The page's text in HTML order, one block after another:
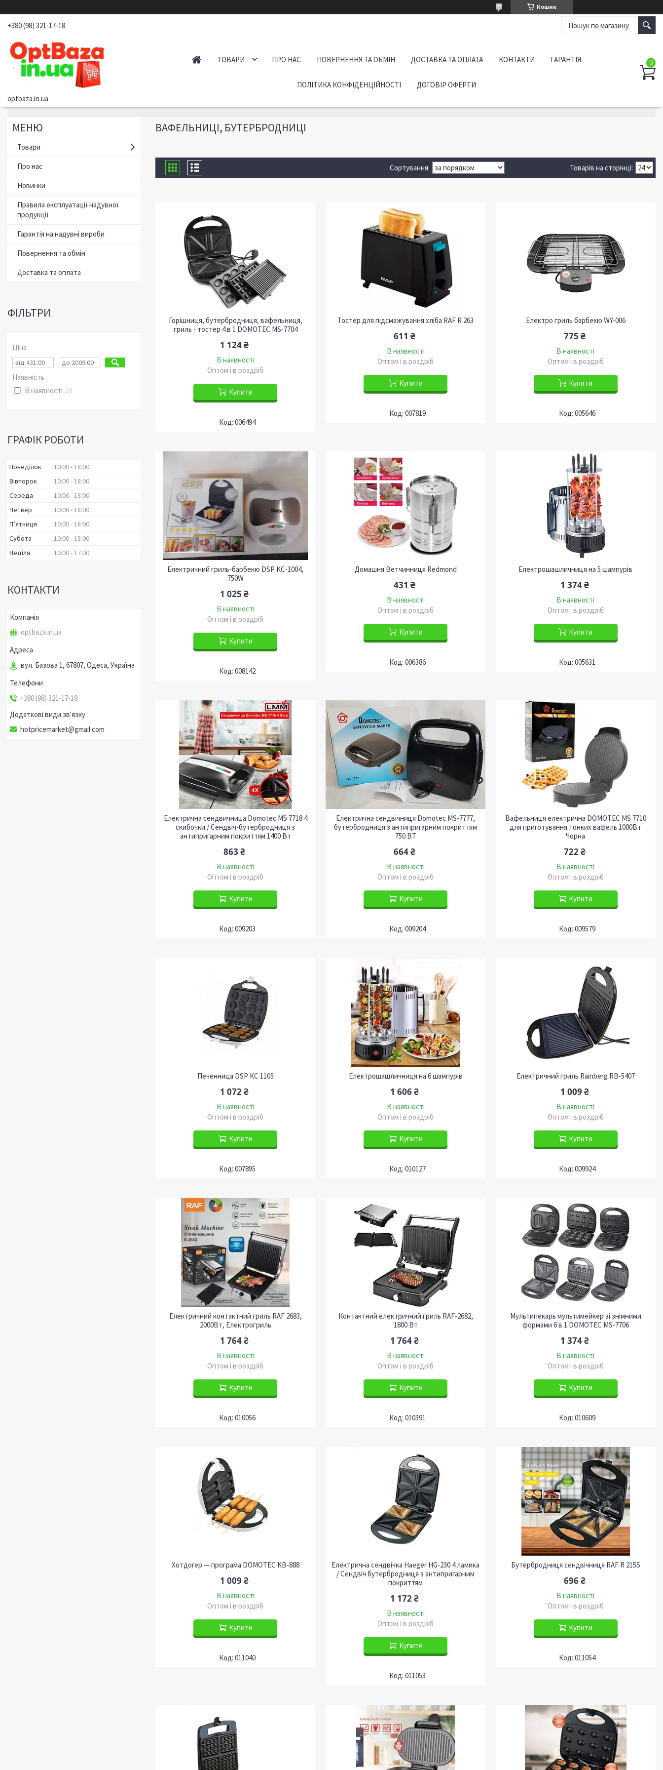
Кошик
+380 (98) 321-17-18
optbaza.in.ua
ТОВАРИ ПРО НАС ПОВЕРНЕННЯ ТА ОБМІН ДОСТАВКА ТА ОПЛАТА КОНТАКТИ ГАРАНТІЯ
ПОЛІТИКА КОНФІДЕНЦІЙНОСТІ ДОГОВІР ОФЕРТИ
ВАФЕЛЬНИЦІ, БУТЕРБРОДНИЦІ
Горішниця, бутербродниця, вафельниця,
гриль - тостер 4 в 1 DOMOTEC MS-7704
1 124 ₴
В наявності
Оптом і в роздріб
Купити
006494
Тостер для підсмажування хліба RAF R 263
611 ₴
В наявності
Оптом і в роздріб
Купити
007819
Електро гриль барбекю WY-006
775 ₴
В наявності
Оптом і в роздріб
Купити
005646
Електричний гриль-барбекю DSP KC-1004,
750W
1 025 ₴
В наявності
Оптом і в роздріб
Купити
008142
Домашня Ветчинниця Redmond
431 ₴
В наявності
Оптом і в роздріб
Купити
006386
Електрошашличниця на 5 шампурів
1 374 ₴
В наявності
Оптом і в роздріб
Купити
005631
Електрична сендвичница Domotec MS 7718 4
скибочки / Сендвіч-бутербродниця з
антипригарним покриттям 1400 Вт
863 ₴
В наявності
Оптом і в роздріб
Купити
009203
Електрична сендвічниця Domotec MS-7777,
бутербродниця з антипригарним покриттям
750 ВТ
664 ₴
В наявності
Оптом і в роздріб
Купити
009204
Вафельниця електрична DOMOTEC MS 7710
для приготування тонких вафель 1000Вт
Чорна
722 ₴
В наявності
Оптом і в роздріб
Купити
009579
Печенница DSP KC 1105
1 072 ₴
В наявності
Оптом і в роздріб
Купити
007895
Електрошашличниця на 6 шампурів
1 606 ₴
В наявності
Оптом і в роздріб
Купити
010127
Електричний гриль Rainberg RB-5407
1 009 ₴
В наявності
Оптом і в роздріб
Купити
009924
Електричний контактний гриль RAF 2683,
2000Вт, Електрогриль
1 764 ₴
В наявності
Оптом і в роздріб
Купити
010056
Контактний електричний гриль RAF-2682,
1800 Вт
1 764 ₴
В наявності
Оптом і в роздріб
Купити
010391
Мультипекарь мультимейкер зі знімними
формами 6 в 1 DOMOTEC MS-7706
1 374 ₴
В наявності
Оптом і в роздріб
Купити
010609
Хотдогер — програма DOMOTEC KB-888
1 009 ₴
В наявності
Оптом і в роздріб
Купити
011040
Електрична сендвічка Haeger HG-230 4 ламика
/ Cендвіч бутербродниця з антипригарним
покриттям
1 172 ₴
В наявності
Оптом і в роздріб
Купити
011053
Бутербродниця сендвічниця RAF R 215S
696 ₴
В наявності
Оптом і в роздріб
Купити
011054
Товари
Про нас
Новинки
Правила експлуатації надувної
продукції
Гарантія на надувні вироби
Повернення та обмін
Доставка та оплата
ФІЛЬТРИ
Ціна
Наявність
В наявності 50
ГРАФІК РОБОТИ
Понеділок 10:00 18:00
Вівторок
10:00 18:00
Середа
10:00 18:00
Четвер
10:00 18:00
Пʼятниця
10:00 18:00
Субота
10:00 18:00
Неділя
10:00 17:00
КОНТАКТИ
optbaza.in.ua
вул. Базова 1, 67807, Одеса, Україна
+380 (98) 321-17-18
hotpricemarket@gmail.com